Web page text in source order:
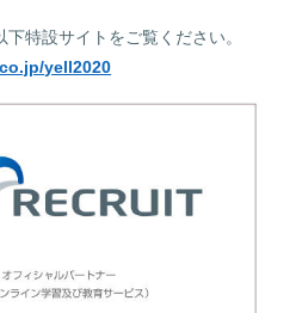
特設サイトをご覧ください。
yell2020